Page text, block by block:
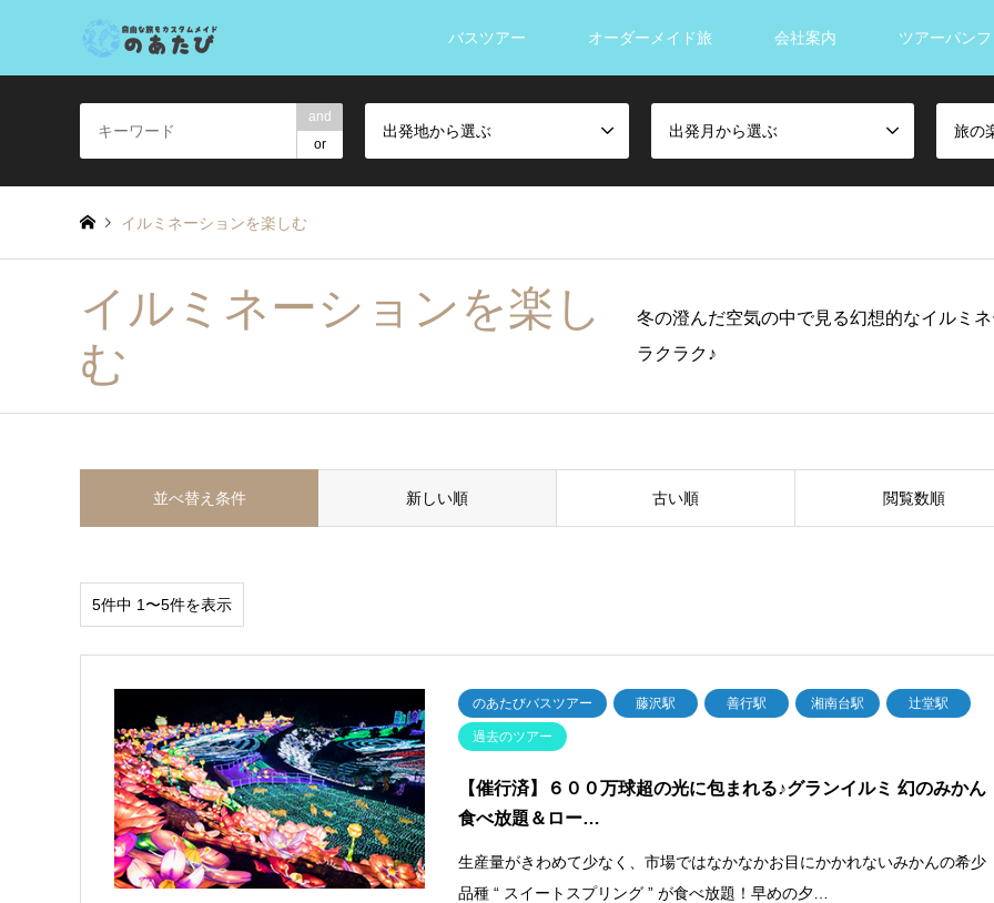
バスツアー オーダーメイド旅 会社案内 ツアーパン
and
or
出発地から選ぶ 出発月から選ぶ 旅の
イルミネーションを楽しむ
イルミネーションを楽し
む
冬の澄んだ空気の中で見る幻想的なイルミ
ラクラク♪
並べ替え条件 新しい順 古い順 閲覧数順
5件中 1〜5件を表示
のあたびバスツアー 藤沢駅 善行駅 湘南台駅 辻堂駅
過去のツアー
【催行済】６００万球超の光に包まれる♪グランイルミ 幻のみかん
食べ放題＆ロー…
生産量がきわめて少なく、市場ではなかなかお目にかかれないみかんの希少
品種 “ スイートスプリング ” が食べ放題！早めの夕…